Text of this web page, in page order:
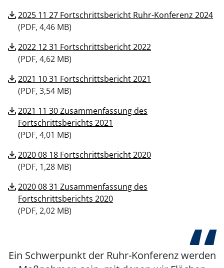
download2025 11 27 Fortschrittsbericht Ruhr-Konferenz 2024
(PDF, 4,46 MB)
download2022 12 31 Fortschrittsbericht 2022
(PDF, 4,62 MB)
download2021 10 31 Fortschrittsbericht 2021
(PDF, 3,54 MB)
download2021 11 30 Zusammenfassung des
Fortschrittsberichts 2021
(PDF, 4,01 MB)
download2020 08 18 Fortschrittsbericht 2020
(PDF, 1,28 MB)
download2020 08 31 Zusammenfassung des
Fortschrittsberichts 2020
(PDF, 2,02 MB)
Ein Schwerpunkt der Ruhr-Konferenz werden